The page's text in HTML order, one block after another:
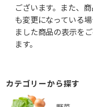
ございます。また、
も変更になっている
ました商品の表示を
ます。
カテゴリーから探す